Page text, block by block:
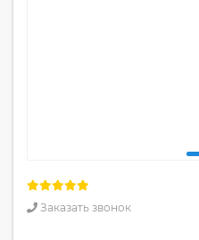
Заказать звонок